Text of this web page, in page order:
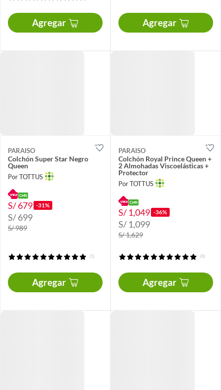
Agregar Agregar
PARAISO
Colchón Super Star Negro
Queen
Por TOTTUS
S/ 679 -31%
S/ 699
S/ 989
(1)
Agregar
PARAISO
Colchón Royal Prince Queen +
2 Almohadas Viscoelásticas +
Protector
Por TOTTUS
S/ 1,049 -36%
S/ 1,099
S/ 1,629
(6)
Agregar